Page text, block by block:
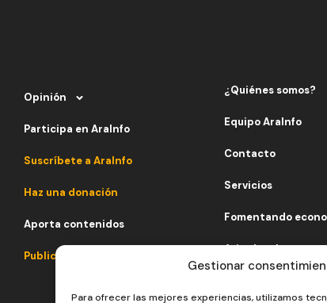
Gestionar
Para ofrecer las mejores experiencias, utilizamos
Opinión
Participa en AraInfo
Suscríbete a AraInfo
Haz una donación
Aporta contenidos
Publicidad
¿Quiénes somos?
Equipo AraInfo
Contacto
Servicios
Fomentando
Aviso legal